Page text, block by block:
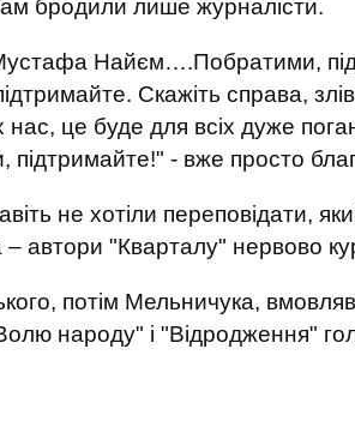
бродили лише журналісти.
Мустафа Найєм….Побратими,
Скажіть справа,
нас, це буде для всіх дуже
- вже просто
не хотіли переповідати,
– автори "Кварталу" нервово
потім Мельничука, вмовляв
народу" і "Відродження"